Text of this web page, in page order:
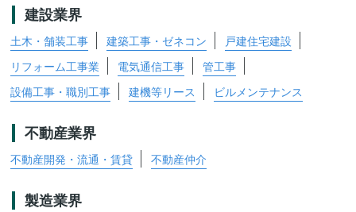
建設業界
土木・舗装工事 建築工事・ゼネコン
戸建住宅建設
リフォーム工事業
電気通信工事
管工事
設備工事・職別工事
建機等リース ビルメンテナンス
不動産業界
不動産開発・流通・賃貸 不動産仲介
製造業界